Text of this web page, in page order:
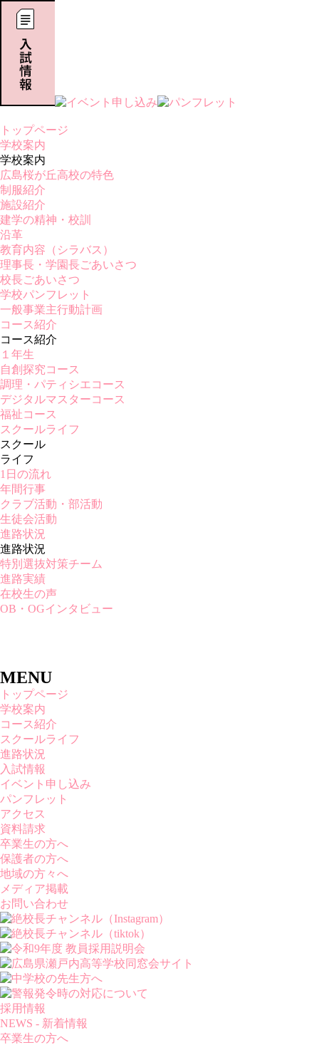
トップページ
学校案内
学校案内
広島桜が丘高校の特色
制服紹介
施設紹介
建学の精神・校訓
沿革
教育内容（シラバス）
理事長・学園長ごあいさつ
校長ごあいさつ
学校パンフレット
一般事業主行動計画
コース紹介
コース紹介
１年生
自創探究コース
調理・パティシエコース
デジタルマスターコース
福祉コース
スクールライフ
スクール
ライフ
1日の流れ
年間行事
クラブ活動・部活動
生徒会活動
進路状況
進路状況
特別選抜対策チーム
進路実績
在校生の声
OB・OGインタビュー
MENU
トップページ
学校案内
コース紹介
スクールライフ
進路状況
入試情報
イベント申し込み
パンフレット
アクセス
資料請求
卒業生の方へ
保護者の方へ
地域の方々へ
メディア掲載
お問い合わせ
採用情報
NEWS - 新着情報
卒業生の方へ